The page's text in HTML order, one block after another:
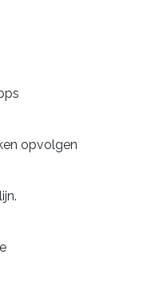
opvolgen